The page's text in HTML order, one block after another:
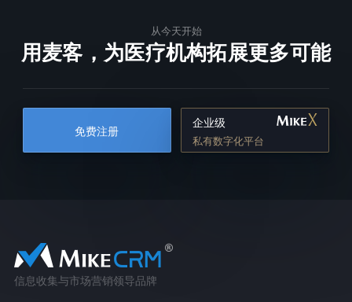
从今天开始
用麦客，为医疗机构拓展更多可能
免费注册
企业级
私有数字化平台
信息收集与市场营销领导品牌